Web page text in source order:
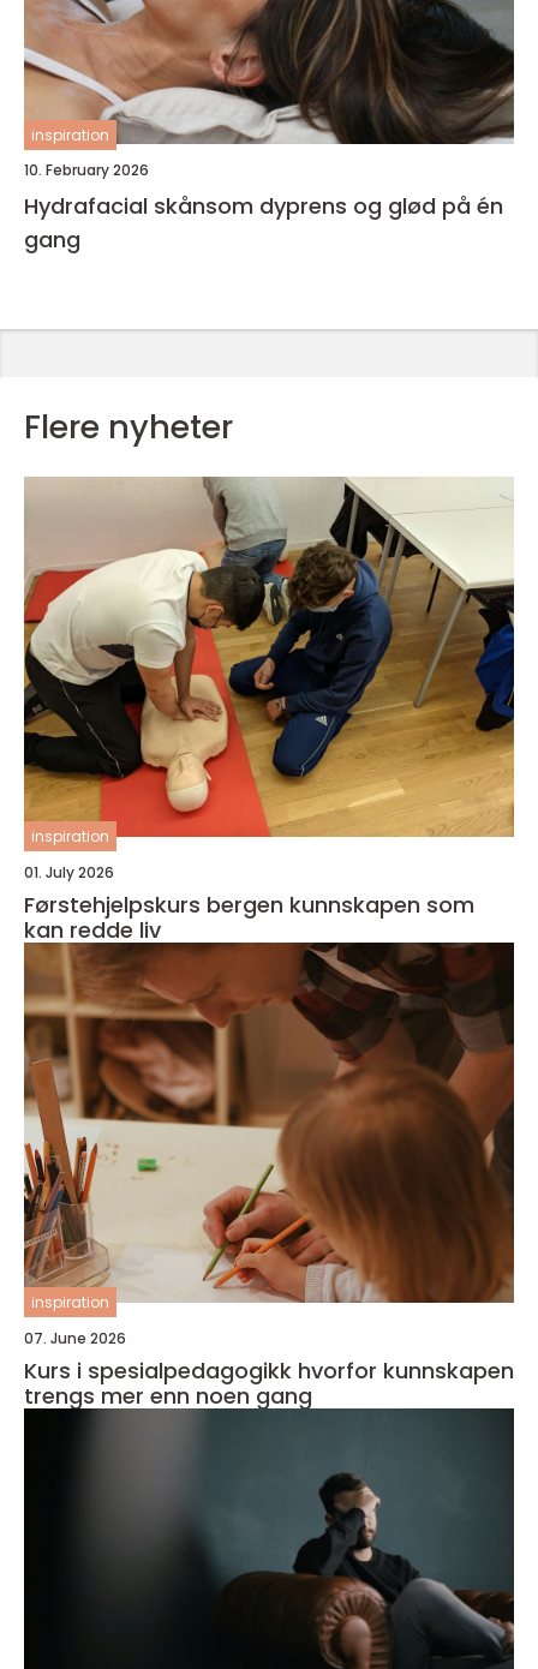
inspiration
10. February 2026
Hydrafacial skånsom dyprens og glød på én
gang
Flere nyheter
inspiration
01. July 2026
Førstehjelpskurs bergen kunnskapen som
kan redde liv
inspiration
07. June 2026
Kurs i spesialpedagogikk hvorfor kunnskapen
trengs mer enn noen gang